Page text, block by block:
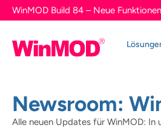
WinMOD Build 84 – Neue
Newsroom:
Alle neuen Updates für WinMOD: In